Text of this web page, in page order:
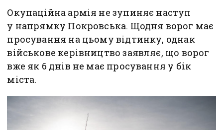
Окупаційна армія не зупиняє наступ
у напрямку Покровська. Щодня ворог має
просування на цьому відтинку, однак
військове керівництво заявляє, що ворог
вже як 6 днів не має просування у бік
міста.